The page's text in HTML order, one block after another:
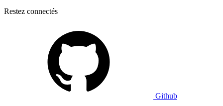
Restez connectés
Github